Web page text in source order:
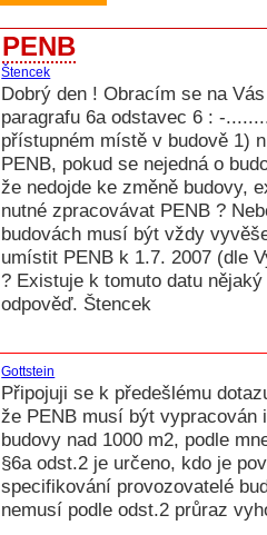
PENB
Štencek
Dobrý den ! Obracím se na
paragrafu 6a odstavec 6 : -
přístupném místě v budově 1)
PENB, pokud se nejedná o
že nedojde ke změně budovy,
nutné zpracovávat PENB ?
budovách musí být vždy
umístit PENB k 1.7. 2007 (dle
? Existuje k tomuto datu
odpověď. Štencek
Gottstein
Připojuji se k předešlému
že PENB musí být
budovy nad 1000 m2, podle
§6a odst.2 je určeno, kdo je
specifikování provozovatelé
nemusí podle odst.2 průraz